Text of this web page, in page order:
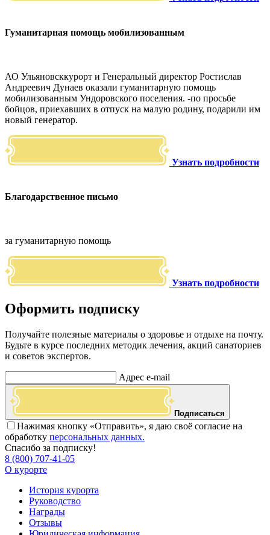
Гуманитарная помощь мобилизованным
АО Ульяновсккурорт и Генеральный директор Ростислав
Андреевич Дунаев оказали гуманитарную помощь
мобилизованным Ундоровского поселения. -по просьбе
бойцов, приехавших в отпуск на малую родину, подарили им
новый генератор.
Узнать подробности
Благодарственное письмо
за гуманитарную помощь
Узнать подробности
Оформить подписку
Получайте полезные материалы о здоровье и отдыхе на почту.
Будьте в курсе последних методик лечения, акций санаториев
и советов экспертов.
Адрес e-mail
Подписаться
Нажимая кнопку «Отправить», я даю своё согласие на
обработку персональных данных.
Спасибо за подписку!
8 (800) 707-41-05
О курорте
История курорта
Руководство
Награды
Отзывы